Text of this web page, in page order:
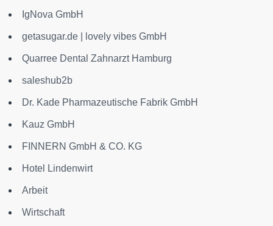
IgNova GmbH
getasugar.de | lovely vibes GmbH
Quarree Dental Zahnarzt Hamburg
saleshub2b
Dr. Kade Pharmazeutische Fabrik GmbH
Kauz GmbH
FINNERN GmbH & CO. KG
Hotel Lindenwirt
Arbeit
Wirtschaft